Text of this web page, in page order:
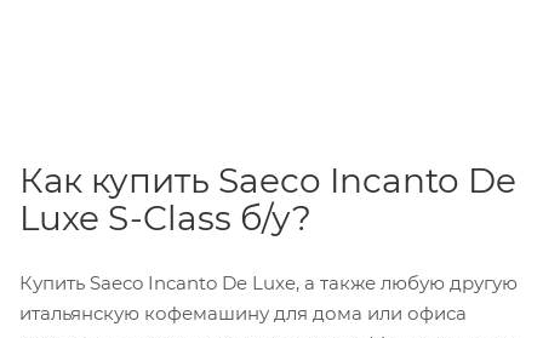
Как купить Saeco Incanto De
Luxe S-Class б/у?
Купить Saeco Incanto De Luxe, а также любую другую
итальянскую кофемашину для дома или офиса